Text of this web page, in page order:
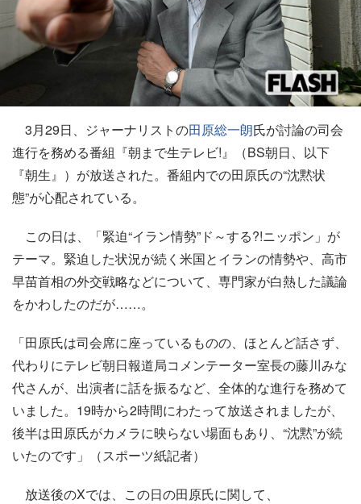
3月29日、ジャーナリストの田原総一朗氏が討論の司会
進行を務める番組『朝まで生テレビ!』（BS朝日、以下
『朝生』）が放送された。番組内での田原氏の“沈黙状
態”が心配されている。
この日は、「緊迫“イラン情勢”ド～する?!ニッポン」が
テーマ。緊迫した状況が続く米国とイランの情勢や、高市
早苗首相の外交戦略などについて、専門家が白熱した議論
をかわしたのだが……。
「田原氏は司会席に座っているものの、ほとんど話さず、
代わりにテレビ朝日報道局コメンテーター室長の藤川みな
代さんが、出演者に話を振るなど、全体的な進行を務めて
いました。19時から2時間にわたって放送されましたが、
後半は田原氏がカメラに映らない場面もあり、“沈黙”が続
いたのです」（スポーツ紙記者）
放送後のXでは、この日の田原氏に関して、